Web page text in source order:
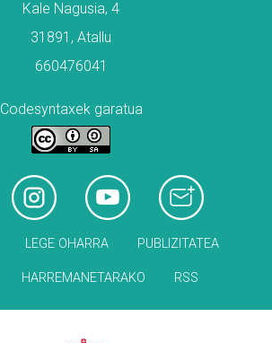
Kale Nagusia, 4
31891, Atallu
660476041
Codesyntaxek garatua
LEGE OHARRA PUBLIZITATEA
HARREMANETARAKO RSS